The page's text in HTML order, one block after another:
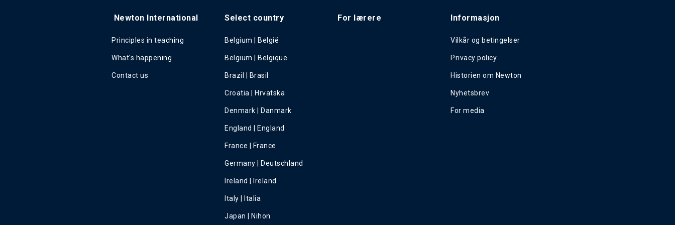
Newton International
Principles in teaching
What's happening
Contact us
Select country
Belgium | België
Belgium | Belgique
Brazil | Brasil
Croatia | Hrvatska
Denmark | Danmark
England | England
France | France
Germany | Deutschland
Ireland | Ireland
Italy | Italia
Japan | Nihon
For lærere Informasjon
Vilkår og betingelser
Privacy policy
Historien om Newton
Nyhetsbrev
For media